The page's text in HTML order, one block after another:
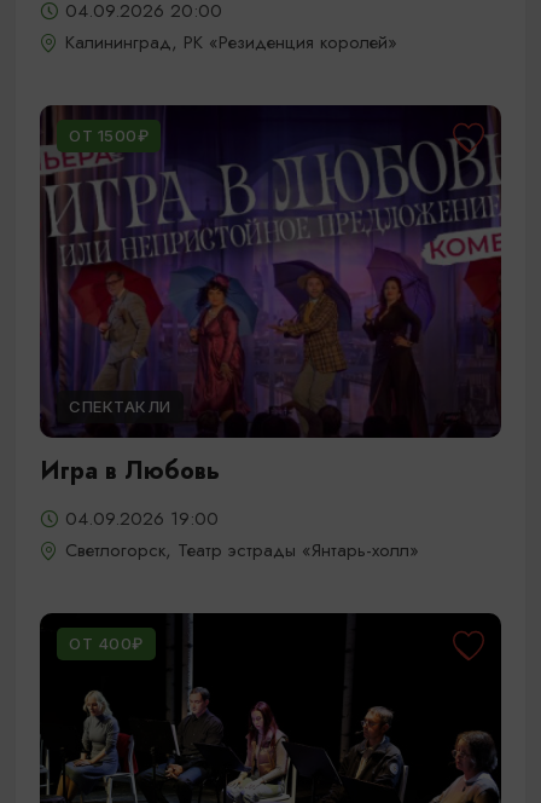
04.09.2026 20:00
Калининград, РК «Резиденция королей»
ОТ 1500₽
СПЕКТАКЛИ
Игра в Любовь
04.09.2026 19:00
Светлогорск, Театр эстрады «Янтарь-холл»
ОТ 400₽